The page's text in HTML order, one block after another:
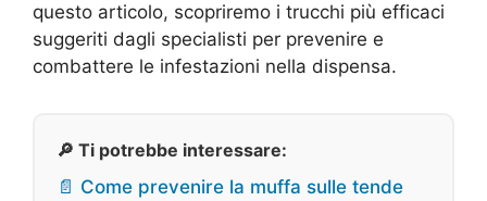
questo articolo, scopriremo i trucchi più efficaci
suggeriti dagli specialisti per prevenire e
combattere le infestazioni nella dispensa.
🔎 Ti potrebbe interessare:
📄 Come prevenire la muffa sulle tende